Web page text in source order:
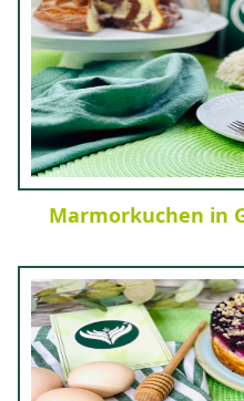
Marmorkuchen in